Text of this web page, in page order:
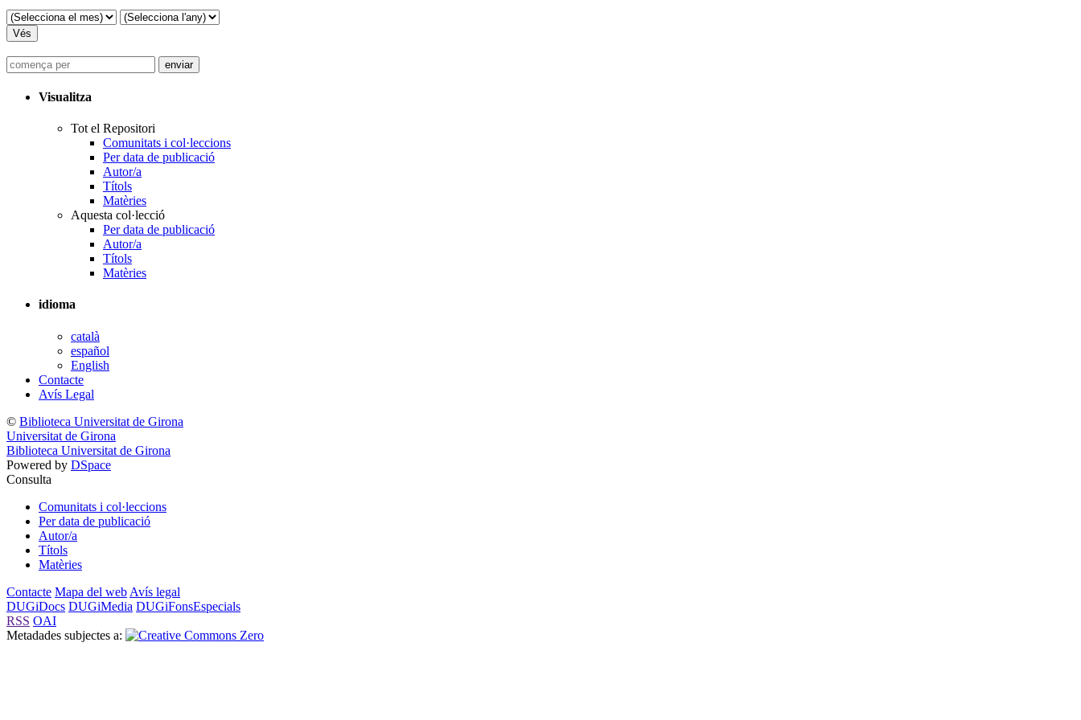
Visualitza
Tot el Repositori
Comunitats i col·leccions
Per data de publicació
Autor/a
Títols
Matèries
Aquesta col·lecció
Per data de publicació
Autor/a
Títols
Matèries
idioma
català
español
English
Contacte
Avís Legal
© Biblioteca Universitat de Girona
Universitat de Girona
Biblioteca Universitat de Girona
Powered by DSpace
Consulta
Comunitats i col·leccions
Per data de publicació
Autor/a
Títols
Matèries
Contacte Mapa del web Avís legal
DUGiDocs DUGiMedia DUGiFonsEspecials
RSS OAI
Metadades subjectes a: